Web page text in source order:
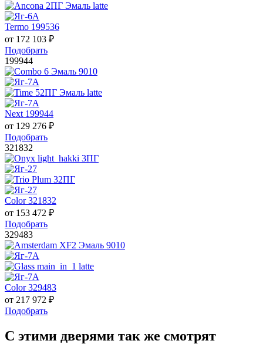
Termo 199536
от 172 103 ₽
Подобрать
199944
Next 199944
от 129 276 ₽
Подобрать
321832
Color 321832
от 153 472 ₽
Подобрать
329483
Color 329483
от 217 972 ₽
Подобрать
С этими дверями так же смотрят